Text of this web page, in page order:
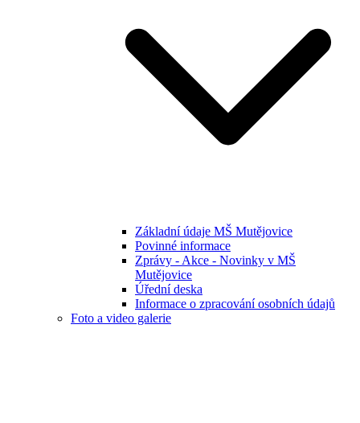
Základní údaje MŠ Mutějovice
Povinné informace
Zprávy - Akce - Novinky v MŠ
Mutějovice
Úřední deska
Informace o zpracování osobních údajů
Foto a video galerie